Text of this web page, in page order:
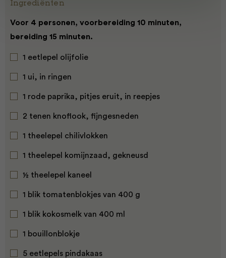
Ingrediënten
Voor 4 personen, voorbereiding 10 minuten,
bereiding 15 minuten.
1 eetlepel olijfolie
1 ui, in ringen
1 rode paprika, pitjes eruit, in reepjes
2 tenen knoflook, fijngesneden
1 theelepel chilivlokken
1 theelepel komijnzaad, gekneusd
½ theelepel kaneel
1 blik tomatenblokjes van 400 g
1 blik kokosmelk van 400 ml
1 bouillonblokje
5 eetlepels pindakaas